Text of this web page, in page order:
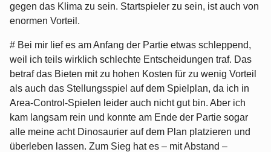
gegen das Klima zu sein. Startspieler zu sein, ist auch von
enormen Vorteil.
# Bei mir lief es am Anfang der Partie etwas schleppend,
weil ich teils wirklich schlechte Entscheidungen traf. Das
betraf das Bieten mit zu hohen Kosten für zu wenig Vorteil
als auch das Stellungsspiel auf dem Spielplan, da ich in
Area-Control-Spielen leider auch nicht gut bin. Aber ich
kam langsam rein und konnte am Ende der Partie sogar
alle meine acht Dinosaurier auf dem Plan platzieren und
überleben lassen. Zum Sieg hat es – mit Abstand –